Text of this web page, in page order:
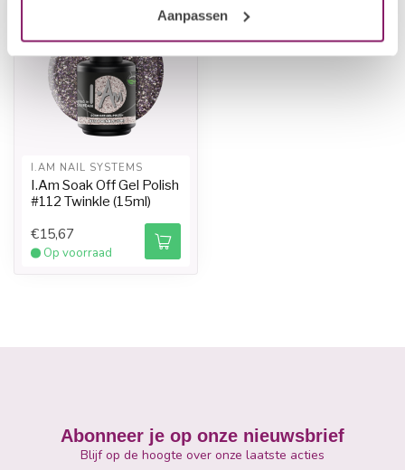
Aanpassen
I.AM NAIL SYSTEMS
I.Am Soak Off Gel Polish
#112 Twinkle (15ml)
€15,67
Op voorraad
Abonneer je op onze nieuwsbrief
Blijf op de hoogte over onze laatste acties